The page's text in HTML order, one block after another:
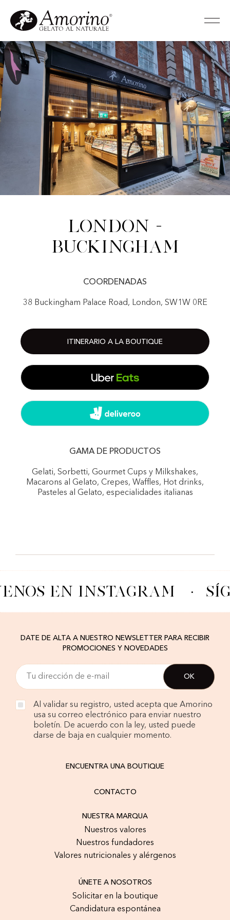
London -
Buckingham
COORDENADAS
38 Buckingham Palace Road, London, SW1W 0RE
ITINERARIO A LA BOUTIQUE
GAMA DE PRODUCTOS
Gelati, Sorbetti, Gourmet Cups y Milkshakes,
Macarons al Gelato, Crepes, Waffles, Hot drinks,
Pasteles al Gelato, especialidades italianas
EN INSTAGRAM ·
DATE DE ALTA A NUESTRO NEWSLETTER PARA RECIBIR
PROMOCIONES Y NOVEDADES
Al validar su registro, usted acepta que Amorino
usa su correo electrónico para enviar nuestro
boletín. De acuerdo con la ley, usted puede
darse de baja en cualquier momento.
ENCUENTRA UNA BOUTIQUE
CONTACTO
NUESTRA MARQUA
Nuestros valores
Nuestros fundadores
Valores nutricionales y alérgenos
ÚNETE A NOSOTROS
Solicitar en la boutique
Candidatura espontánea